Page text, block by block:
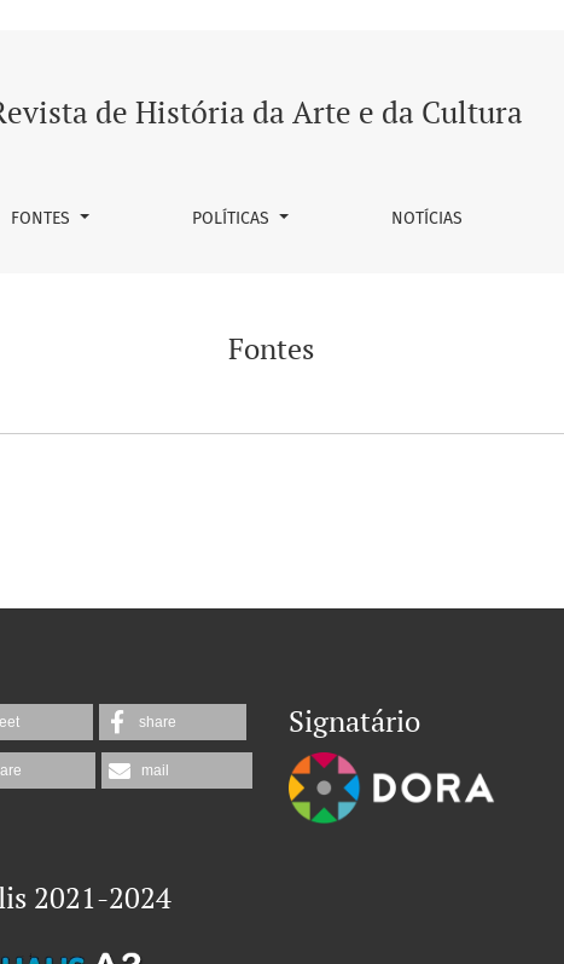
de História da Arte e da Cultura
FONTES POLÍTICAS NOTÍCIAS
Fontes
share
mail
Signatário
2021-2024